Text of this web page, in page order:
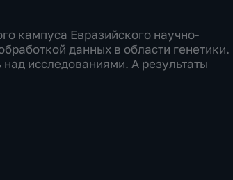
кампуса Евразийского научно-
данных в области генетики.
исследованиями. А результаты